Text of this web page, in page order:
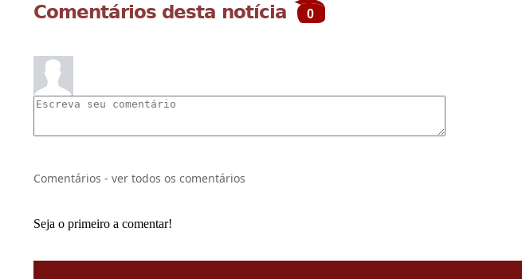
Comentários desta notícia 0
Comentários - ver todos os comentários
Seja o primeiro a comentar!